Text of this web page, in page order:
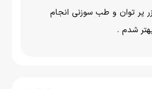
پر توان و طب سوزنی انجام
شدم .